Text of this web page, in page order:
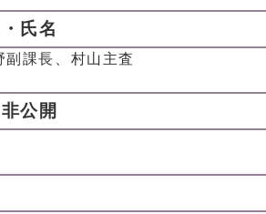
氏名
副課長、村山主査
公開